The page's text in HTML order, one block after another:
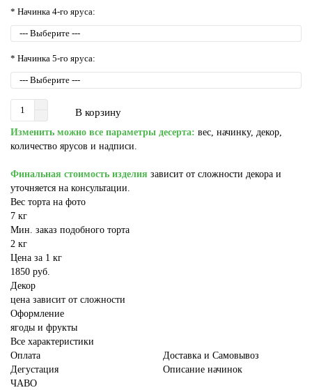
* Начинка 4-го яруса:
* Начинка 5-го яруса:
В корзину
Изменить можно все параметры десерта: вес, начинку, декор,
количество ярусов и надписи.
Финальная стоимость изделия зависит от сложности декора и
уточняется на консультации.
Вес торта на фото
7 кг
Мин. заказ подобного торта
2 кг
Цена за 1 кг
1850 руб.
Декор
цена зависит от сложности
Оформление
ягоды и фрукты
Все характеристики
Оплата
Доставка и Самовывоз
Дегустация
Описание начинок
ЧАВО